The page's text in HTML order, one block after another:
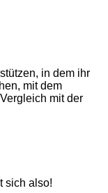
in dem ihr
mit dem
mit der
sich also!